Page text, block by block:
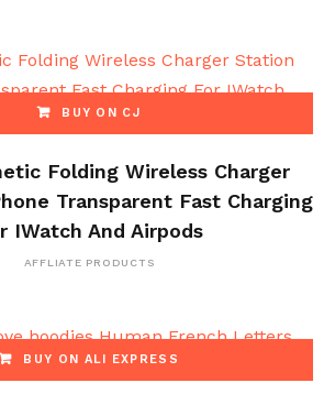
BUY ON CJ
Folding Wireless Charger
Transparent Fast Charging
IWatch And Airpods
AFFLIATE PRODUCTS
BUY ON ALI EXPRESS